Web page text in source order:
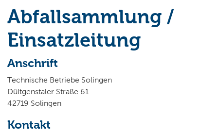
Abfallsammlung /
Einsatzleitung
Anschrift
Technische Betriebe Solingen
Dültgenstaler Straße 61
42719 Solingen
Kontakt